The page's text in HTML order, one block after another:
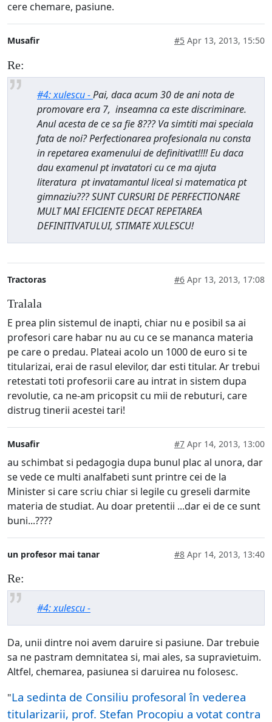
cere chemare, pasiune.
Musafir #5 Apr 13, 2013, 15:50
Re:
#4: xulescu -Pai, daca acum 30 de ani nota de
promovare era 7, inseamna ca este discriminare.
Anul acesta de ce sa fie 8??? Va simtiti mai speciala
fata de noi? Perfectionarea profesionala nu consta
in repetarea examenului de definitivat!!!! Eu daca
dau examenul pt invatatori cu ce ma ajuta
literatura pt invatamantul liceal si matematica pt
gimnaziu??? SUNT CURSURI DE PERFECTIONARE
MULT MAI EFICIENTE DECAT REPETAREA
DEFINITIVATULUI, STIMATE XULESCU!
Tractoras #6 Apr 13, 2013, 17:08
Tralala
E prea plin sistemul de inapti, chiar nu e posibil sa ai
profesori care habar nu au cu ce se mananca materia
pe care o predau. Plateai acolo un 1000 de euro si te
titularizai, erai de rasul elevilor, dar esti titular. Ar trebui
retestati toti profesorii care au intrat in sistem dupa
revolutie, ca ne-am pricopsit cu mii de rebuturi, care
distrug tinerii acestei tari!
Musafir #7 Apr 14, 2013, 13:00
au schimbat si pedagogia dupa bunul plac al unora, dar
se vede ce multi analfabeti sunt printre cei de la
Minister si care scriu chiar si legile cu greseli darmite
materia de studiat. Au doar pretentii ...dar ei de ce sunt
buni...????
un profesor mai tanar #8 Apr 14, 2013, 13:40
Re:
#4: xulescu -
Da, unii dintre noi avem daruire si pasiune. Dar trebuie
sa ne pastram demnitatea si, mai ales, sa supravietuim.
Altfel, chemarea, pasiunea si daruirea nu folosesc.
"La sedinta de Consiliu profesoral în vederea
titularizarii, prof. Stefan Procopiu a votat contra